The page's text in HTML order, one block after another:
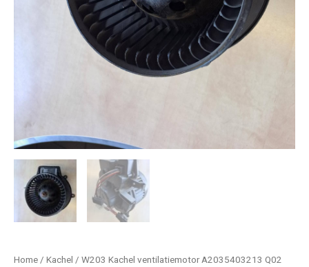
Home / Kachel / W203 Kachel ventilatiemotor A2035403213 Q02